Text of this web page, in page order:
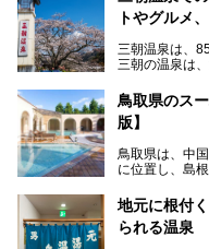
トやグルメ
三朝温泉は、
三朝の温泉は
ことができま
国の有形文化
れている「三
さらに、B級
めるのが特徴
また、意外に
鳥取県のス
版】
鳥取県は、中
に位置し、島
鳥取市の鳥取
す。
皆生（かいけ
地元に根付
られる温泉